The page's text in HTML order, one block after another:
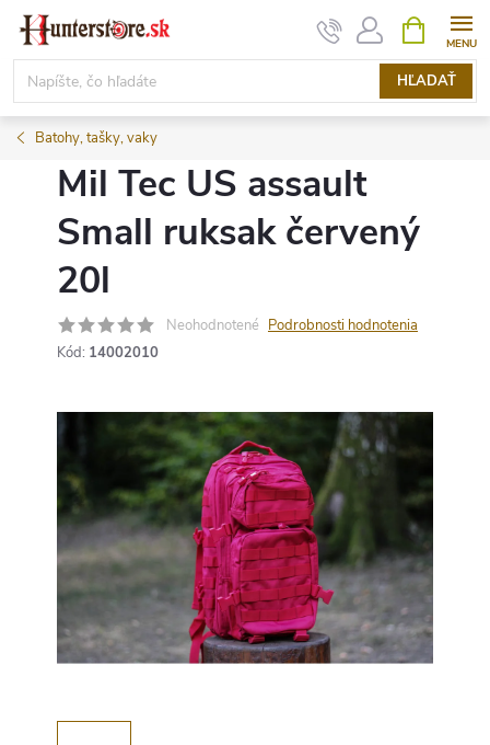
Prejsť
obsah
HĽADAŤ
KOŠÍK
Batohy, tašky, vaky
Mil Tec US assault
Small ruksak červený
20l
Neohodnotené Podrobnosti hodnotenia
Kód: 14002010